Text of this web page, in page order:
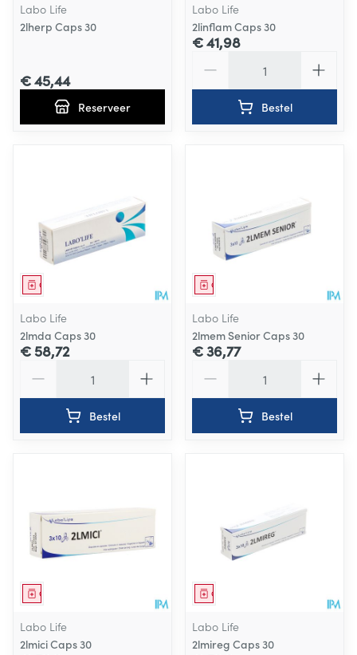
Labo Life
2lherp Caps 30
€ 45,44
Reserveer
Labo Life
2linflam Caps 30
€ 41,98
Bestel
Geneesmiddel
Labo Life
2lmda Caps 30
€ 58,72
Bestel
Geneesmiddel
Labo Life
2lmem Senior Caps 30
€ 36,77
Bestel
Geneesmiddel
Labo Life
2lmici Caps 30
Geneesmiddel
Labo Life
2lmireg Caps 30